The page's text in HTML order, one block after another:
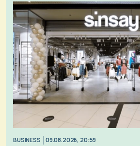
BUSINESS 09.08.2026, 20:59